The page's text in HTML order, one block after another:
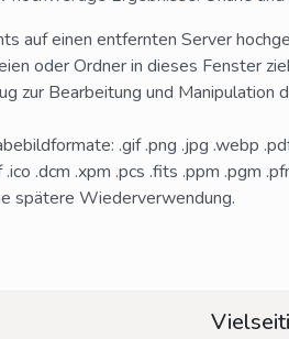
auf einen entfernten Server
oder Ordner in dieses Fenster
zur Bearbeitung und Manipulation
.gif .png .jpg .webp
.dcm .xpm .pcs .fits .ppm .pgm
spätere Wiederverwendung.